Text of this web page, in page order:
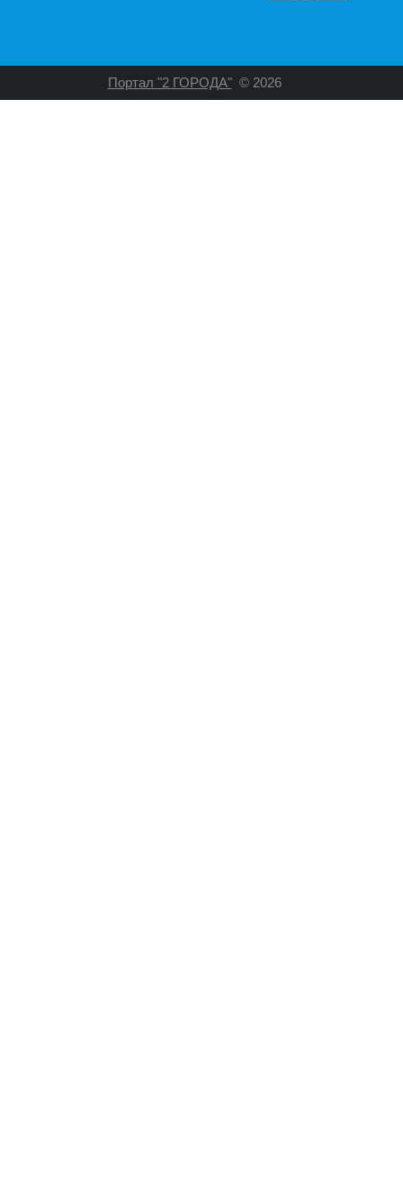
Портал "2 ГОРОДА" © 2026